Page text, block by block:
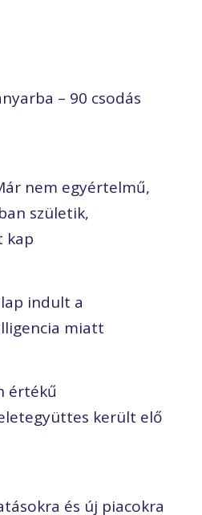
– 90 csodás
nem egyértelmű,
születik,
kap
indult a
miatt
értékű
került elő
és új piacokra